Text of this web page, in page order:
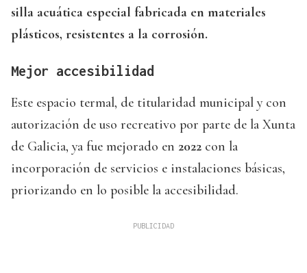
silla acuática especial fabricada en materiales
plásticos, resistentes a la corrosión.
Mejor accesibilidad
Este espacio termal, de titularidad municipal y con
autorización de uso recreativo por parte de la Xunta
de Galicia, ya fue mejorado en 2022 con la
incorporación de servicios e instalaciones básicas,
priorizando en lo posible la accesibilidad.